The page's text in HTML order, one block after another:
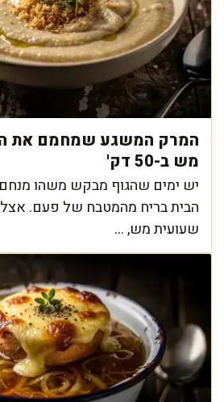
המרק המשגע שמחמם את
מש ב-50 דק'
יש ימים שהגוף מבקש משהו
הבית בריח מהמטבח של פעם.
שעועית מש, ...